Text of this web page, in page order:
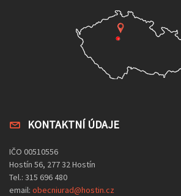
KONTAKTNÍ ÚDAJE
IČO 00510556
Hostín 56, 277 32 Hostín
Tel.: 315 696 480
email: obecniurad@hostin.cz